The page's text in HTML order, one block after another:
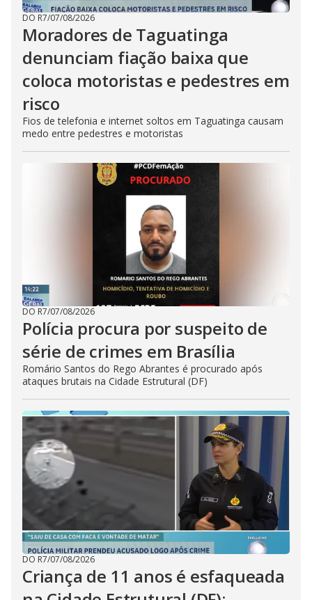
DO R7/07/08/2026
Moradores de Taguatinga
denunciam fiação baixa que
coloca motoristas e pedestres em
risco
Fios de telefonia e internet soltos em Taguatinga causam
medo entre pedestres e motoristas
DO R7/07/08/2026
Polícia procura por suspeito de
série de crimes em Brasília
Romário Santos do Rego Abrantes é procurado após
ataques brutais na Cidade Estrutural (DF)
DO R7/07/08/2026
Criança de 11 anos é esfaqueada